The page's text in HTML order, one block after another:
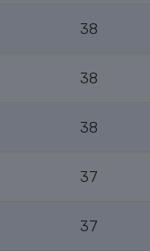
38
38
38
37
37